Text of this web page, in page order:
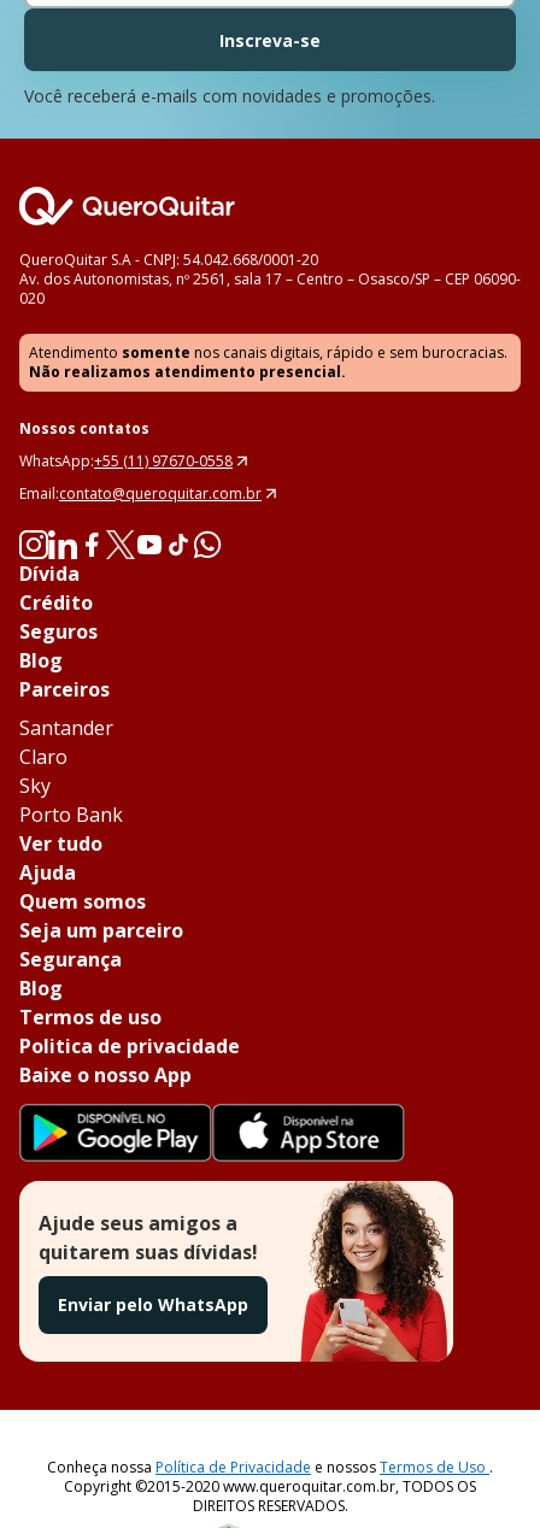
Inscreva-se
Você receberá e-mails com novidades e promoções.
QueroQuitar S.A - CNPJ: 54.042.668/0001-20
Av. dos Autonomistas, nº 2561, sala 17 – Centro – Osasco/SP – CEP 06090-
020
Atendimento somente nos canais digitais, rápido e sem burocracias.
Não realizamos atendimento presencial.
Nossos contatos
WhatsApp:+55 (11) 97670-0558
Email:contato@queroquitar.com.br
Dívida
Crédito
Seguros
Blog
Parceiros
Santander
Claro
Sky
Porto Bank
Ver tudo
Ajuda
Quem somos
Seja um parceiro
Segurança
Blog
Termos de uso
Politica de privacidade
Baixe o nosso App
Ajude seus amigos a
quitarem suas dívidas!
Enviar pelo WhatsApp
Conheça nossa Política de Privacidade e nossosTermos de Uso .
Copyright ©2015-2020 www.queroquitar.com.br, TODOS OS
DIREITOS RESERVADOS.